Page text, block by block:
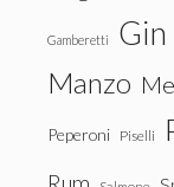
Gamberetti Gin
Manzo
Peperoni Piselli